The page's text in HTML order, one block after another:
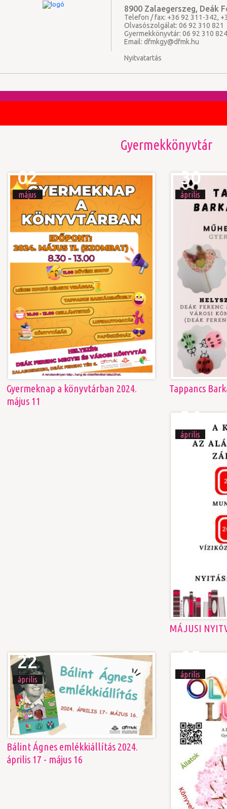
8900 Zalaegerszeg, Deák
Telefon / fax: +36 92 311-342,
Olvasószolgálat: 06 92 310 821
Gyermekkönyvtár: 06 92 310
Email:dfmkgy@dfmk.hu
Nyitvatartás
Gyermekkönyvtár
02
május
Gyermeknap a könyvtárban 2024.
május 11
30
április
Tappancs
26
április
MÁJUSI
22
április
Bálint Ágnes emlékkiállítás 2024.
április 17 - május 16
05
április